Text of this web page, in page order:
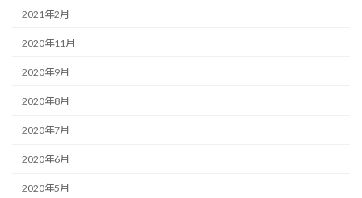
2021年2月
2020年11月
2020年9月
2020年8月
2020年7月
2020年6月
2020年5月